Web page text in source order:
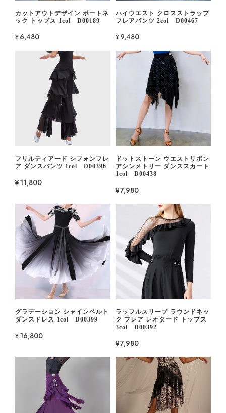
カットアウトデザイン ボートネ
ック トップス 1col D00189
¥6,480
ハイウエスト クロスストラップ
フレアパンツ 2col D00467
¥9,480
フリルティアード シフォンフレ
ア ダンスパンツ 1col D00396
¥11,800
ドットストーン ウエストリボン
アシンメトリー ダンススカート
1col D00438
¥7,980
グラデーション シャインベルト
ダンスドレス 1col D00399
¥16,800
ラッフルスリーブ ラウンドネッ
ク フレア レオタード トップス
3col D00392
¥7,980